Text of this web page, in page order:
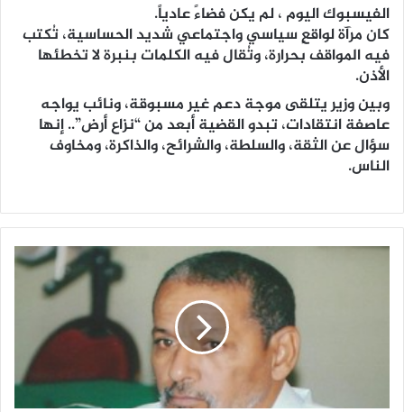
الفيسبوك اليوم ، لم يكن فضاءً عادياً.
كان مرآة لواقعٍ سياسي واجتماعي شديد الحساسية، تُكتب
فيه المواقف بحرارة، وتُقال فيه الكلمات بنبرة لا تخطئها
الأذن.
وبين وزير يتلقى موجة دعم غير مسبوقة، ونائب يواجه
عاصفة انتقادات، تبدو القضية أبعد من “نزاع أرض”.. إنها
سؤال عن الثقة، والسلطة، والشرائح، والذاكرة، ومخاوف
الناس.